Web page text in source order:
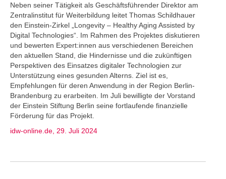
Neben seiner Tätigkeit als Geschäftsführender Direktor am
Zentralinstitut für Weiterbildung leitet Thomas Schildhauer
den Einstein-Zirkel „Longevity – Healthy Aging Assisted by
Digital Technologies“. Im Rahmen des Projektes diskutieren
und bewerten Expert:innen aus verschiedenen Bereichen
den aktuellen Stand, die Hindernisse und die zukünftigen
Perspektiven des Einsatzes digitaler Technologien zur
Unterstützung eines gesunden Alterns. Ziel ist es,
Empfehlungen für deren Anwendung in der Region Berlin-
Brandenburg zu erarbeiten. Im Juli bewilligte der Vorstand
der Einstein Stiftung Berlin seine fortlaufende finanzielle
Förderung für das Projekt.
idw-online.de, 29. Juli 2024